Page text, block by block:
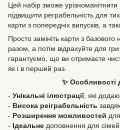
Цей набір зможе
підвищити реграбельність для
карти з попередніх випусків, а
Просто замініть карти з
разом, а потім відрахуйте для гри
гарантуємо, що ви отримаєте
як і в перший раз.
✨ Особливості
- Унікальні ілюстрації, які
- Висока реіграбельність
- Розширення можливостей
- Ідеальне доповнення для